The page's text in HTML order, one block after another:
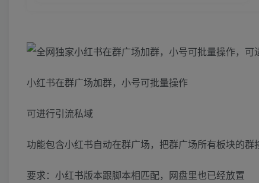
小红书在群广场加群，小号可批量操作
可进行引流私域
功能包含小红书自动在群广场，把群广场所有板块的
要求：小红书版本跟脚本相匹配，网盘里也已经放置